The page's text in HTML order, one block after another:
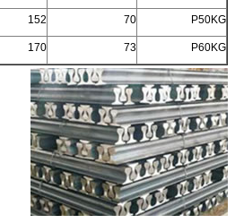
P50KG
70
152
P60KG
73
170